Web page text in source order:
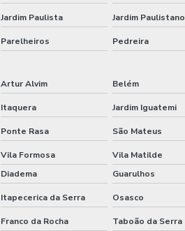
Jardim Paulista Jardim Paulistano
Parelheiros Pedreira
Artur Alvim Belém
Itaquera Jardim Iguatemi
Ponte Rasa São Mateus
Vila Formosa Vila Matilde
Diadema Guarulhos
Itapecerica da Serra Osasco
Franco da Rocha Taboão da Serra